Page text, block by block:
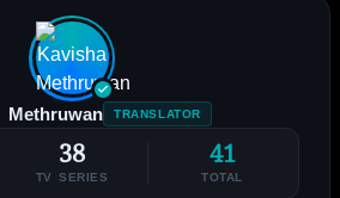
Methruwan TRANSLATOR
38
TV SERIES
41
TOTAL